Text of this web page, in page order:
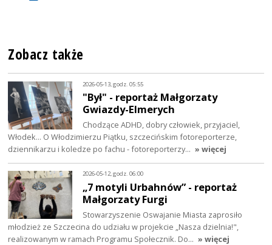
Zobacz także
2026-05-13, godz. 05:55
"Był" - reportaż Małgorzaty
Gwiazdy-Elmerych
Chodzące ADHD, dobry człowiek, przyjaciel,
Włodek... O Włodzimierzu Piątku, szczecińskim fotoreporterze,
dziennikarzu i koledze po fachu - fotoreporterzy… » więcej
2026-05-12, godz. 06:00
„7 motyli Urbahnów” - reportaż
Małgorzaty Furgi
Stowarzyszenie Oswajanie Miasta zaprosiło
młodzież ze Szczecina do udziału w projekcie „Nasza dzielnia!",
realizowanym w ramach Programu Społecznik. Do… » więcej